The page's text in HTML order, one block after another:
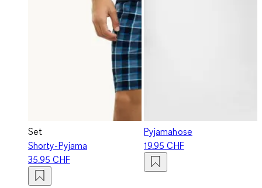
Set
Shorty-Pyjama
35.95 CHF
Pyjamahose
19.95 CHF